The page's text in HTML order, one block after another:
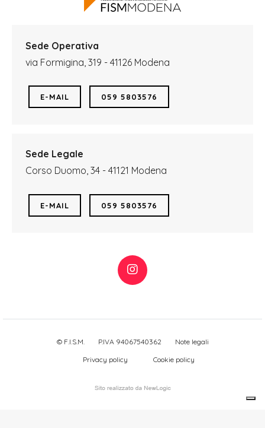
Sede Operativa
via Formigina, 319 - 41126 Modena
E-MAIL 059 5803576
Sede Legale
Corso Duomo, 34 - 41121 Modena
E-MAIL 059 5803576
© F.I.S.M. P.IVA 94067540362
Note legali
Privacy policy
Cookie policy